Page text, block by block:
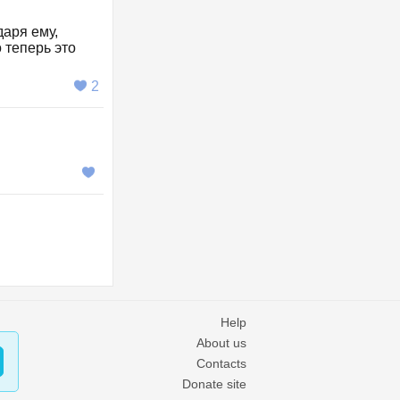
ему,
это
2
Help
About us
Contacts
Donate site